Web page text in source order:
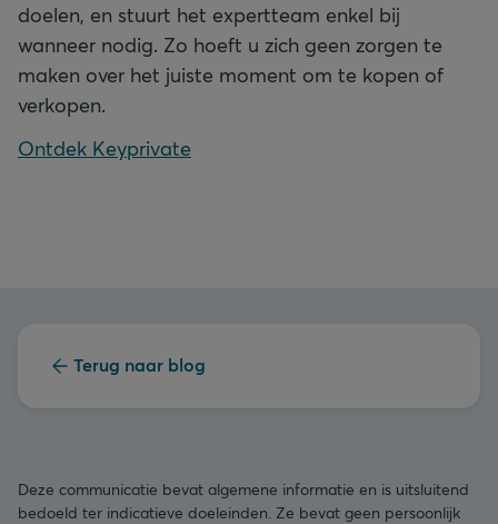
doelen, en stuurt het expertteam enkel bij
wanneer nodig. Zo hoeft u zich geen zorgen te
maken over het juiste moment om te kopen of
verkopen.
Ontdek Keyprivate
Terug naar blog
Deze communicatie bevat algemene informatie en is uitsluitend
bedoeld ter indicatieve doeleinden. Ze bevat geen persoonlijk